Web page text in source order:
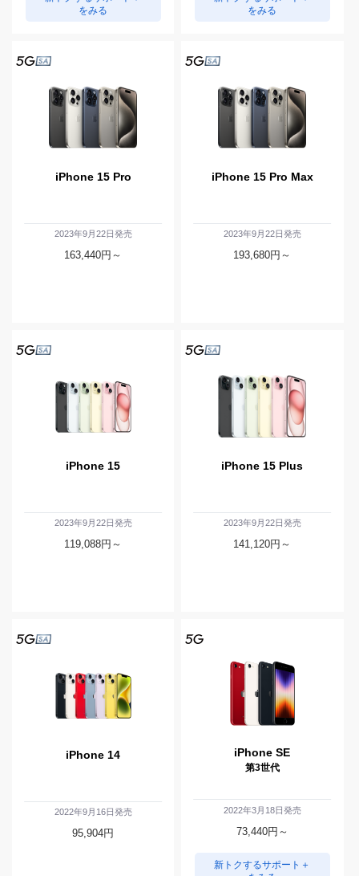
をみる
をみる
iPhone 15 Pro
2023年9月22日発売
163,440円～
iPhone 15 Pro Max
2023年9月22日発売
193,680円～
iPhone 15
2023年9月22日発売
119,088円～
iPhone 15 Plus
2023年9月22日発売
141,120円～
iPhone 14
2022年9月16日発売
95,904円
iPhone SE
第3世代
2022年3月18日発売
73,440円～
新トクするサポート＋